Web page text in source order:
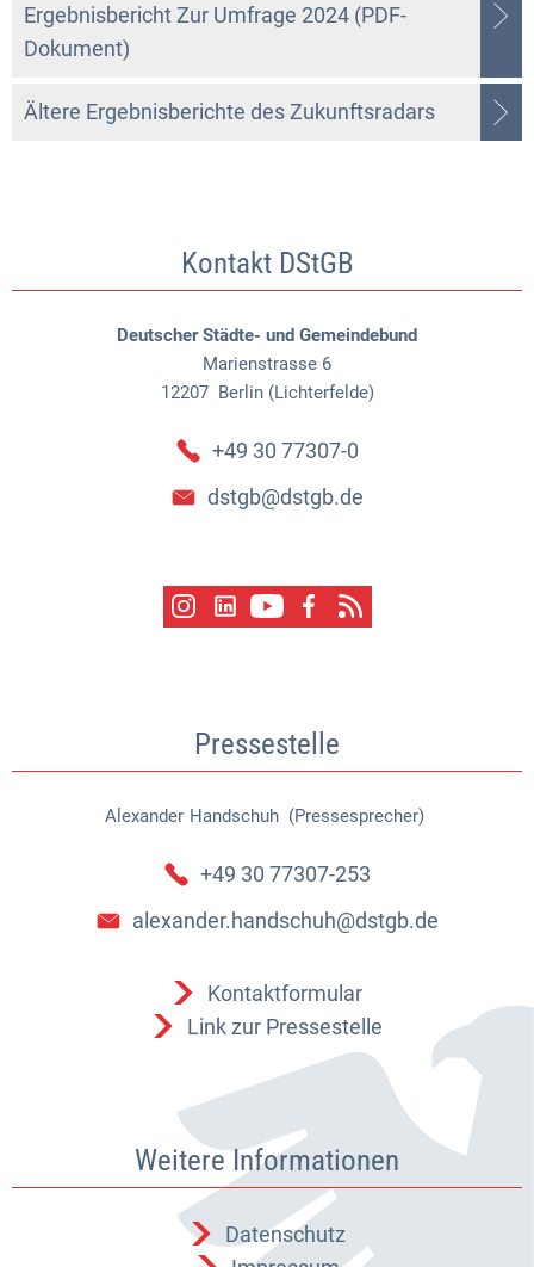
Ergebnisbericht Zur Umfrage 2024 (PDF-
Dokument)
Ältere Ergebnisberichte des Zukunftsradars
Kontakt DStGB
Deutscher Städte- und Gemeindebund
Marienstrasse 6
12207 Berlin (Lichterfelde)
+49 30 77307-0
dstgb@dstgb.de
Pressestelle
Alexander Handschuh (Pressesprecher)
Alexander Handschuh
+49 30 77307-253
alexander.handschuh@dstgb.de
Kontaktformular
Link zur Pressestelle
Weitere Informationen
Datenschutz